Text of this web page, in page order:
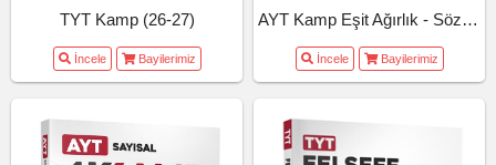
TYT Kamp (26-27)
İncele Bayilerimiz
AYT Kamp Eşit Ağırlık - Sözel (26-27)
İncele Bayilerimiz